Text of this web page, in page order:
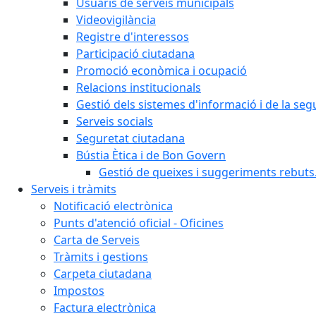
Videovigilància
Registre d'interessos
Participació ciutadana
Promoció econòmica i ocupació
Relacions institucionals
Gestió dels sistemes d'informació i de la
Serveis socials
Seguretat ciutadana
Bústia Ètica i de Bon Govern
Gestió de queixes i suggeriments rebuts.
Serveis i tràmits
Notificació electrònica
Punts d'atenció oficial - Oficines
Carta de Serveis
Tràmits i gestions
Carpeta ciutadana
Impostos
Factura electrònica